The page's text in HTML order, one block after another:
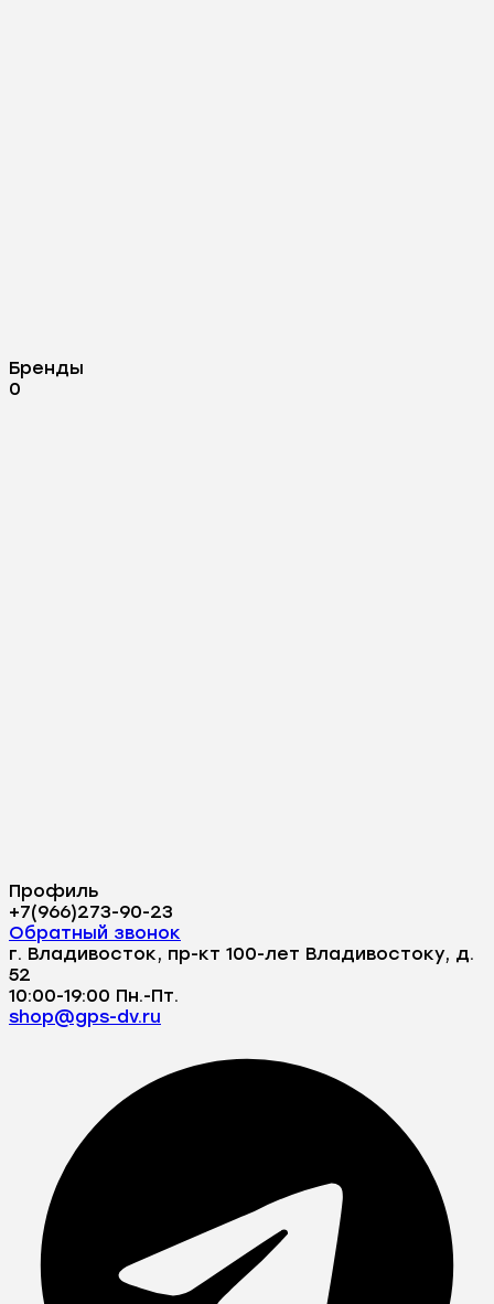
Бренды
0
Профиль
+7(966)273-90-23
Обратный звонок
г. Владивосток, пр-кт 100-лет Владивостоку, д.
52
10:00-19:00 Пн.-Пт.
shop@gps-dv.ru